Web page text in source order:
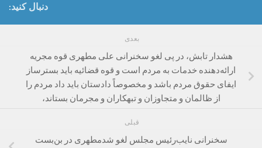
دنبال کنید:
بعدی
هشدار تابش، در پی لغو سخنرانی علی مطهری قوه مجریه
ارائه‌دهنده خدمات به مردم است و قوه قضائیه باید بسترساز
ایفای حقوق مردم باشد و مخصوصاً دادستان باید داد مردم را
از ظالمان و متجاوزان و تبهکاران و مجرمان بستاند،
قبلی
سخنرانی نایب‌رئیس مجلس لغو شدمطهری در بن‌بست